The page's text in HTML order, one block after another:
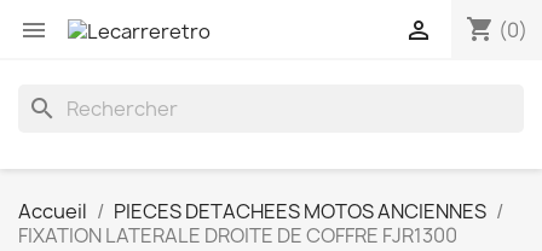
 shopping_cart (0)

search
Accueil
PIECES DETACHEES MOTOS ANCIENNES
FIXATION LATERALE DROITE DE COFFRE FJR1300